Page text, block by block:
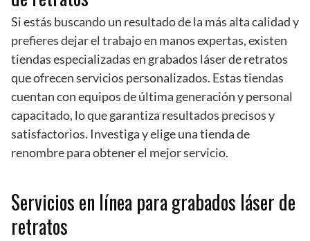
Si estás buscando un resultado de la más alta calidad y
prefieres dejar el trabajo en manos expertas, existen
tiendas especializadas en grabados láser de retratos
que ofrecen servicios personalizados. Estas tiendas
cuentan con equipos de última generación y personal
capacitado, lo que garantiza resultados precisos y
satisfactorios. Investiga y elige una tienda de
renombre para obtener el mejor servicio.
Servicios en línea para grabados láser de
retratos